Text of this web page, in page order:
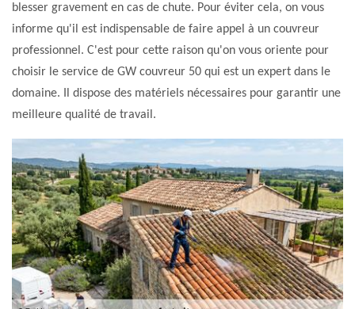
blesser gravement en cas de chute. Pour éviter cela, on vous
informe qu'il est indispensable de faire appel à un couvreur
professionnel. C'est pour cette raison qu'on vous oriente pour
choisir le service de GW couvreur 50 qui est un expert dans le
domaine. Il dispose des matériels nécessaires pour garantir une
meilleure qualité de travail.